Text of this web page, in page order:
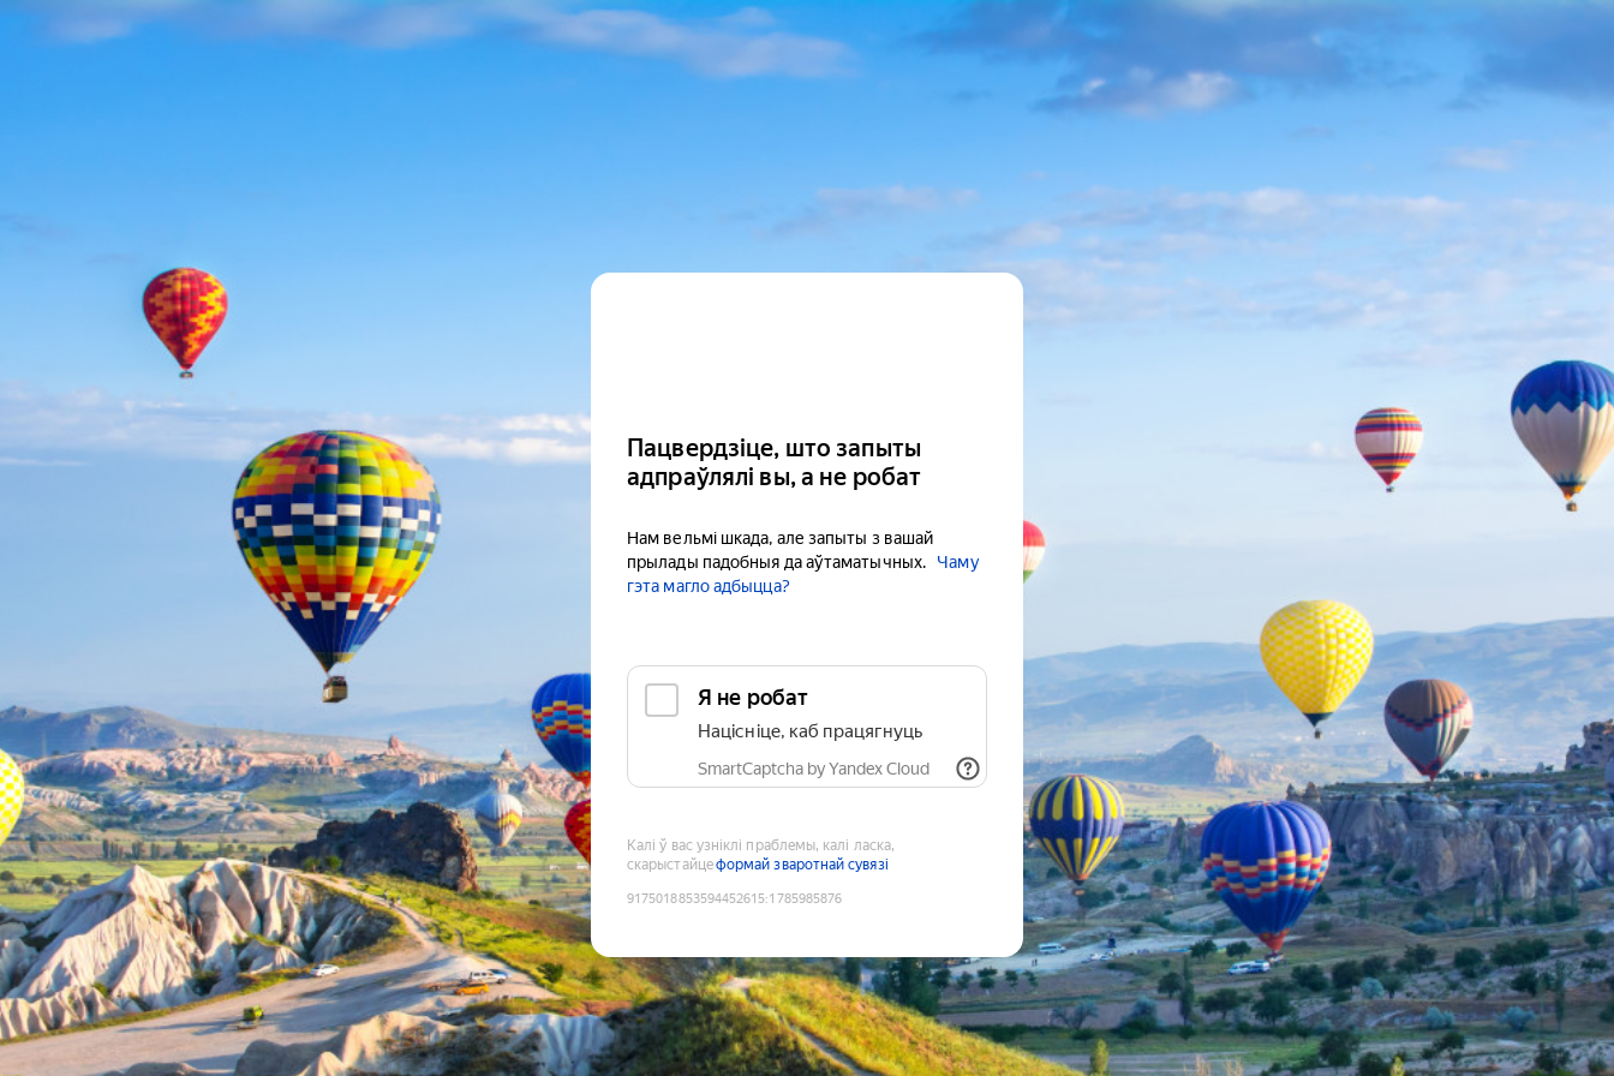
Пацвердзіце, што запыты
адпраўлялі вы, а не робат
Нам вельмі шкада, але запыты з вашай
прылады падобныя да аўтаматычных.
Чаму
гэта магло адбыцца?
Я не робат
Націсніце, каб працягнуць
SmartCaptcha by Yandex Cloud
Калі ў вас узніклі праблемы, калі ласка,
скарыстайцеформай зваротнай сувязі
9175018853594452615:1785985876